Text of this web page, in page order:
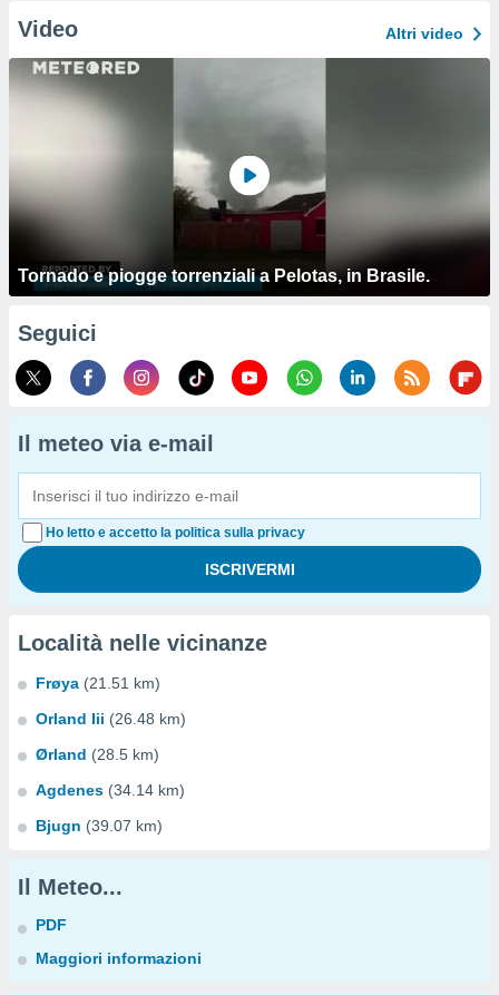
Video Altri video
Tornado e piogge torrenziali a Pelotas, in Brasile.
Seguici
Il meteo via e-mail
Ho letto e accetto la politica sulla privacy
Località nelle vicinanze
Frøya (21.51 km)
Orland Iii (26.48 km)
Ørland (28.5 km)
Agdenes (34.14 km)
Bjugn (39.07 km)
Il Meteo...
PDF
Maggiori informazioni